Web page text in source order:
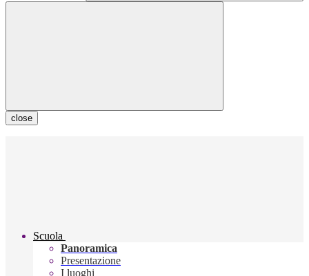
close
Scuola
Panoramica
Presentazione
I luoghi